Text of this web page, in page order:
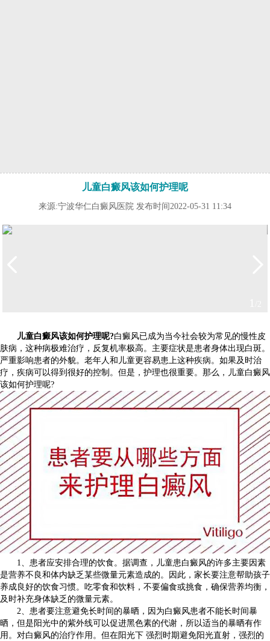
儿童白癜风该如何护理呢
来源:宁波华仁白癜风医院 发布时间2022-05-31 11:34
儿童白癜风该如何护理呢?白癜风已成为当今社会较为常见的慢性皮
肤病，这种病极难治疗，反复机率极高。主要症状是患者身体出现白斑。
严重影响患者的外貌。老年人和儿童更容易患上这种疾病。如果及时治
疗，疾病可以得到很好的控制。但是，护理也很重要。那么，儿童白癜风
该如何护理呢?
1、患者应安排合理的饮食。据调查，儿童患白癜风的许多主要因素
是营养不良和体内缺乏某些微量元素造成的。因此，家长要注意帮助孩子
养成良好的饮食习惯。吃零食和饮料，不要偏食或挑食，确保营养均衡，
及时补充身体缺乏的微量元素。
2、患者要注意避免长时间的暴晒，因为白癜风患者不能长时间暴
晒，但是阳光中的紫外线可以促进黑色素的代谢，所以适当的暴晒有作
用。对白癜风的治疗作用。但在阳光下 强烈时期避免阳光直射，强烈的